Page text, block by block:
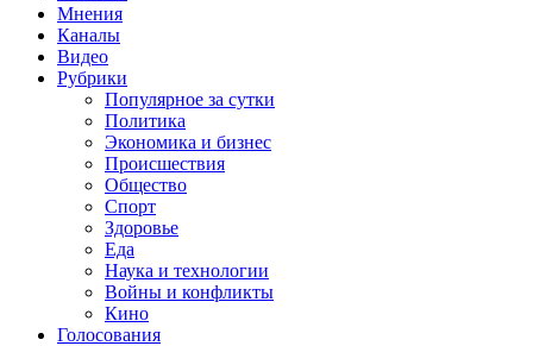
Мнения
Каналы
Видео
Рубрики
Популярное за сутки
Политика
Экономика и бизнес
Происшествия
Общество
Спорт
Здоровье
Еда
Наука и технологии
Войны и конфликты
Кино
Голосования